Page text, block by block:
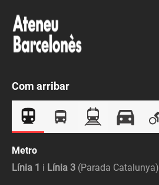
Com arribar
Metro
Línia 1 i Línia 3 (Parada Catalunya)